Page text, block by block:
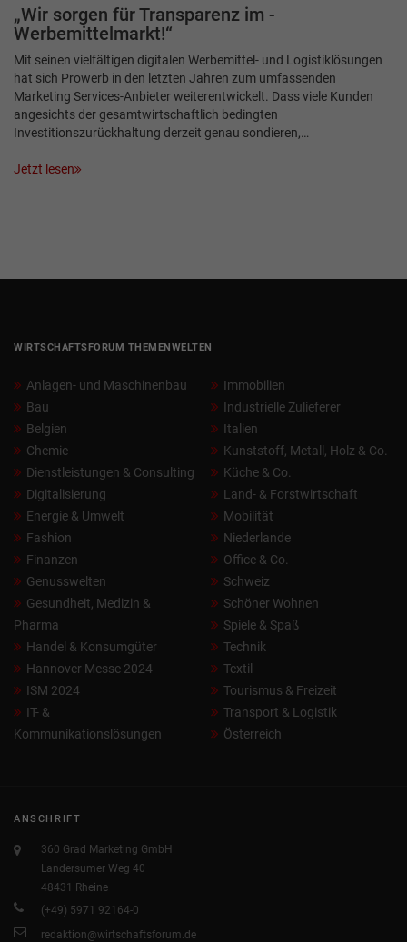
„Wir sorgen für Transparenz im ­
Werbemittelmarkt!“
Mit seinen vielfältigen digitalen Werbemittel- und Logistiklösungen
hat sich Prowerb in den letzten Jahren zum umfassenden
Marketing Services-Anbieter weiterentwickelt. Dass viele Kunden
angesichts der gesamtwirtschaftlich bedingten
Investitionszurückhaltung derzeit genau sondieren,…
Jetzt lesen
WIRTSCHAFTSFORUM THEMENWELTEN
Anlagen- und Maschinenbau
Bau
Belgien
Chemie
Dienstleistungen & Consulting
Digitalisierung
Energie & Umwelt
Fashion
Finanzen
Genusswelten
Gesundheit, Medizin &
Pharma
Handel & Konsumgüter
Hannover Messe 2024
ISM 2024
IT- &
Kommunikationslösungen
Immobilien
Industrielle Zulieferer
Italien
Kunststoff, Metall, Holz & Co.
Küche & Co.
Land- & Forstwirtschaft
Mobilität
Niederlande
Office & Co.
Schweiz
Schöner Wohnen
Spiele & Spaß
Technik
Textil
Tourismus & Freizeit
Transport & Logistik
Österreich
ANSCHRIFT
360 Grad Marketing GmbH
Landersumer Weg 40
48431 Rheine
(+49) 5971 92164-0
redaktion@wirtschaftsforum.de